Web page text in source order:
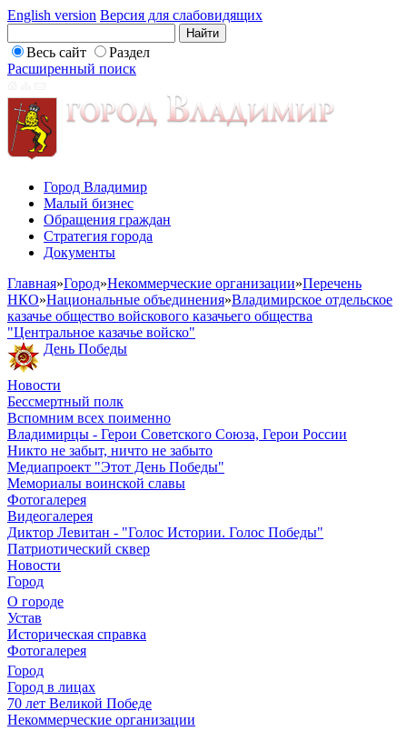
English version Версия для слабовидящих
Весь сайт
Раздел
Расширенный поиск
Город Владимир
Малый бизнес
Обращения граждан
Стратегия города
Документы
Главная»Город»Некоммерческие организации»Перечень
НКО»Национальные объединения»Владимирское отдельское
казачье общество войскового казачьего общества
"Центральное казачье войско"
День Победы
Новости
Бессмертный полк
Вспомним всех поименно
Владимирцы - Герои Советского Союза, Герои России
Никто не забыт, ничто не забыто
Медиапроект "Этот День Победы"
Мемориалы воинской славы
Фотогалерея
Видеогалерея
Диктор Левитан - "Голос Истории. Голос Победы"
Патриотический сквер
Новости
Город
О городе
Устав
Историческая справка
Фотогалерея
Город
Город в лицах
70 лет Великой Победе
Некоммерческие организации